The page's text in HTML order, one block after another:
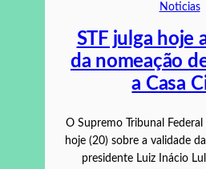
Noticias
STF julga hoje
da nomeação
a Casa
O Supremo Tribunal Federal
hoje (20) sobre a validade
presidente Luiz Inácio